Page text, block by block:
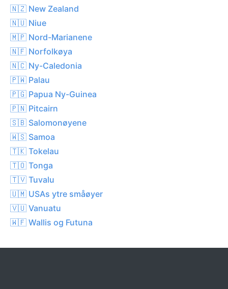
🇳🇿 New Zealand
🇳🇺 Niue
🇲🇵 Nord-Marianene
🇳🇫 Norfolkøya
🇳🇨 Ny-Caledonia
🇵🇼 Palau
🇵🇬 Papua Ny-Guinea
🇵🇳 Pitcairn
🇸🇧 Salomonøyene
🇼🇸 Samoa
🇹🇰 Tokelau
🇹🇴 Tonga
🇹🇻 Tuvalu
🇺🇲 USAs ytre småøyer
🇻🇺 Vanuatu
🇼🇫 Wallis og Futuna